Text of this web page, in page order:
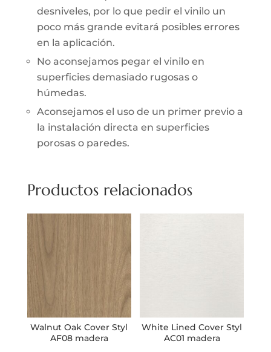
desniveles, por lo que pedir el vinilo un
poco más grande evitará posibles errores
en la aplicación.
No aconsejamos pegar el vinilo en
superficies demasiado rugosas o
húmedas.
Aconsejamos el uso de un primer previo a
la instalación directa en superficies
porosas o paredes.
Productos relacionados
Walnut Oak Cover Styl
AF08 madera
White Lined Cover Styl
AC01 madera